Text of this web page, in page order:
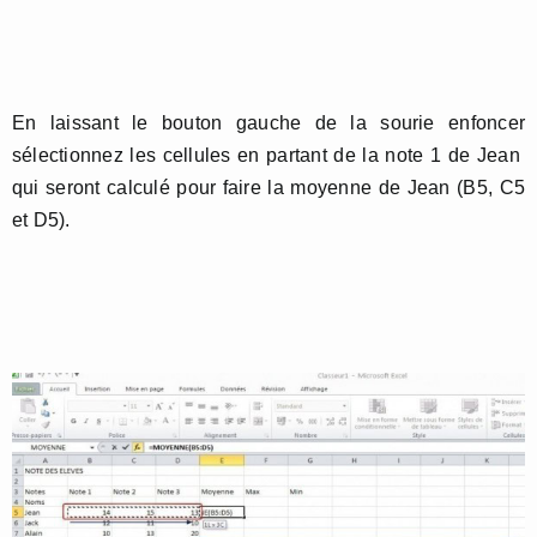
En laissant le bouton gauche de la sourie enfoncer
sélectionnez les cellules en partant de la note 1 de Jean
qui seront calculé pour faire la moyenne de Jean (B5, C5
et D5).